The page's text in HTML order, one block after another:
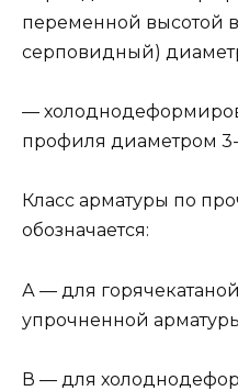
переменной высотой
серповидный)
—
профиля диаметром
Класс арматуры по
обозначается:
А — для
упрочненной
В — для